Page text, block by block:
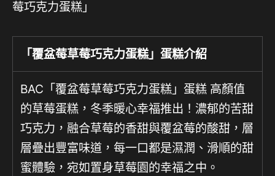
「覆盆莓草莓巧克力蛋糕」蛋糕介紹
BAC「覆盆莓草莓巧克力蛋糕」蛋糕 高顏值
的草莓蛋糕，冬季暖心幸福推出！濃郁的苦甜
巧克力，融合草莓的香甜與覆盆莓的酸甜，層
層疊出豐富味道，每一口都是濕潤、滑順的甜
蜜體驗，宛如置身草莓園的幸福之中。